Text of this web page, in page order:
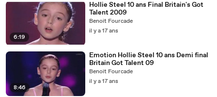
6:19
Hollie Steel 10 ans Final Britain's Got
Talent 2009
Benoit Fourcade
il y a 17 ans
8:46
Emotion Hollie Steel 10 ans Demi final
Britain Got Talent 09
Benoit Fourcade
il y a 17 ans